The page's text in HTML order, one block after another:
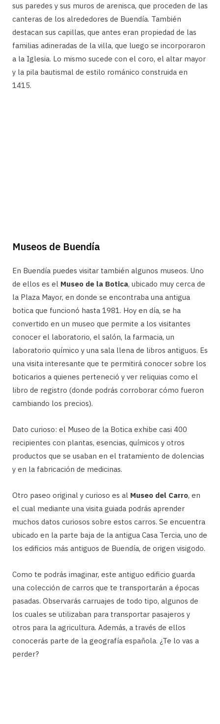
sus paredes y sus muros de arenisca, que proceden de las
canteras de los alrededores de Buendía. También
destacan sus capillas, que antes eran propiedad de las
familias adineradas de la villa, que luego se incorporaron
a la Iglesia. Lo mismo sucede con el coro, el altar mayor
y la pila bautismal de estilo románico construida en
1415.
Museos de Buendía
En Buendía puedes visitar también algunos museos. Uno
de ellos es el Museo de la Botica, ubicado muy cerca de
la Plaza Mayor, en donde se encontraba una antigua
botica que funcionó hasta 1981. Hoy en día, se ha
convertido en un museo que permite a los visitantes
conocer el laboratorio, el salón, la farmacia, un
laboratorio químico y una sala llena de libros antiguos. Es
una visita interesante que te permitirá conocer sobre los
boticarios a quienes perteneció y ver reliquias como el
libro de registro (donde podrás corroborar cómo fueron
cambiando los precios).
Dato curioso: el Museo de la Botica exhibe casi 400
recipientes con plantas, esencias, químicos y otros
productos que se usaban en el tratamiento de dolencias
y en la fabricación de medicinas.
Otro paseo original y curioso es al Museo del Carro, en
el cual mediante una visita guiada podrás aprender
muchos datos curiosos sobre estos carros. Se encuentra
ubicado en la parte baja de la antigua Casa Tercia, uno de
los edificios más antiguos de Buendía, de origen visigodo.
Como te podrás imaginar, este antiguo edificio guarda
una colección de carros que te transportarán a épocas
pasadas. Observarás carruajes de todo tipo, algunos de
los cuales se utilizaban para transportar pasajeros y
otros para la agricultura. Además, a través de ellos
conocerás parte de la geografía española. ¿Te lo vas a
perder?